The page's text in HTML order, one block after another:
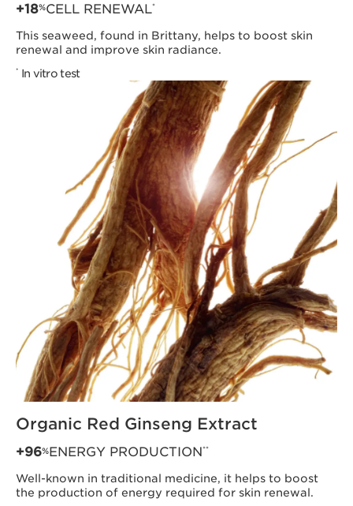
+18%CELL RENEWAL*
This seaweed, found in Brittany, helps to boost skin
renewal and improve skin radiance.
* In vitro test
Organic Red Ginseng Extract
+96%ENERGY PRODUCTION**
Well-known in traditional medicine, it helps to boost
the production of energy required for skin renewal.